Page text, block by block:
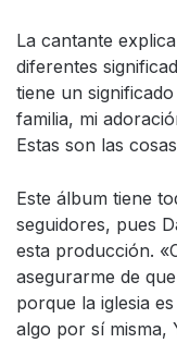
La cantante
diferentes
tiene un
familia, mi
Estas son las
Este álbum tiene
seguidores, pues
esta producción.
asegurarme de
porque la iglesia
algo por sí misma,